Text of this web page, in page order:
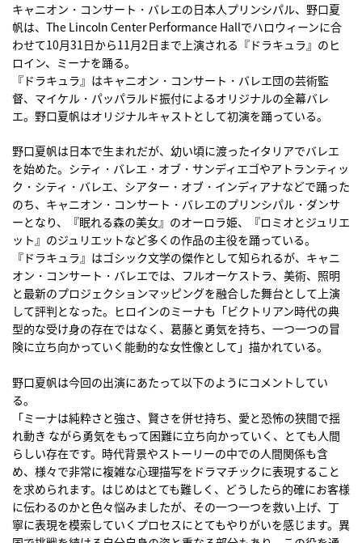
キャニオン・コンサート・バレエの日本人プリンシパル、野口夏
帆は、The Lincoln Center Performance Hallでハロウィーンに合
わせて10月31日から11月2日まで上演される『ドラキュラ』のヒ
ロイン、ミーナを踊る。
『ドラキュラ』はキャニオン・コンサート・バレエ団の芸術監
督、マイケル・パッパラルド振付によるオリジナルの全幕バレ
エ。野口夏帆はオリジナルキャストとして初演を踊っている。
野口夏帆は日本で生まれだが、幼い頃に渡ったイタリアでバレエ
を始めた。シティ・バレエ・オブ・サンディエゴやアトランティッ
ク・シティ・バレエ、シアター・オブ・インディアナなどで踊った
のち、キャニオン・コンサート・バレエのプリンシパル・ダンサ
ーとなり、『眠れる森の美女』のオーロラ姫、『ロミオとジュリエ
ット』のジュリエットなど多くの作品の主役を踊っている。
『ドラキュラ』はゴシック文学の傑作として知られるが、キャニ
オン・コンサート・バレエでは、フルオーケストラ、美術、照明
と最新のプロジェクションマッピングを融合した舞台として上演
して評判となった。ヒロインのミーナも「ビクトリアン時代の典
型的な受け身の存在ではなく、葛藤と勇気を持ち、一つ一つの冒
険に立ち向かっていく能動的な女性像として」描かれている。
野口夏帆は今回の出演にあたって以下のようにコメントしてい
る。
「ミーナは純粋さと強さ、賢さを併せ持ち、愛と恐怖の狭間で揺
れ動き ながら勇気をもって困難に立ち向かっていく、とても人間
らしい存在です。時代背景やストーリーの中での人間関係も含
め、様々で非常に複雑な心理描写をドラマチックに表現すること
を求められます。はじめはとても難しく、どうしたら的確にお客様
に伝わるのかと色々悩みましたが、その一つ一つを救い上げ、丁
寧に表現を模索していくプロセスにとてもやりがいを感じます。異